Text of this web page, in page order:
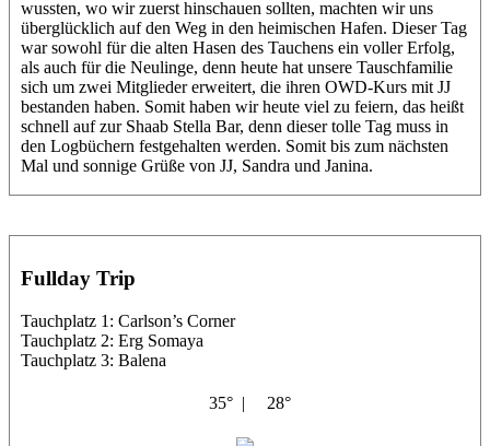
wussten, wo wir zuerst hinschauen sollten, machten wir uns
überglücklich auf den Weg in den heimischen Hafen. Dieser Tag
war sowohl für die alten Hasen des Tauchens ein voller Erfolg,
als auch für die Neulinge, denn heute hat unsere Tauschfamilie
sich um zwei Mitglieder erweitert, die ihren OWD-Kurs mit JJ
bestanden haben. Somit haben wir heute viel zu feiern, das heißt
schnell auf zur Shaab Stella Bar, denn dieser tolle Tag muss in
den Logbüchern festgehalten werden. Somit bis zum nächsten
Mal und sonnige Grüße von JJ, Sandra und Janina.
Fullday Trip
Tauchplatz 1: Carlson’s Corner
Tauchplatz 2: Erg Somaya
Tauchplatz 3: Balena
35° | 28°